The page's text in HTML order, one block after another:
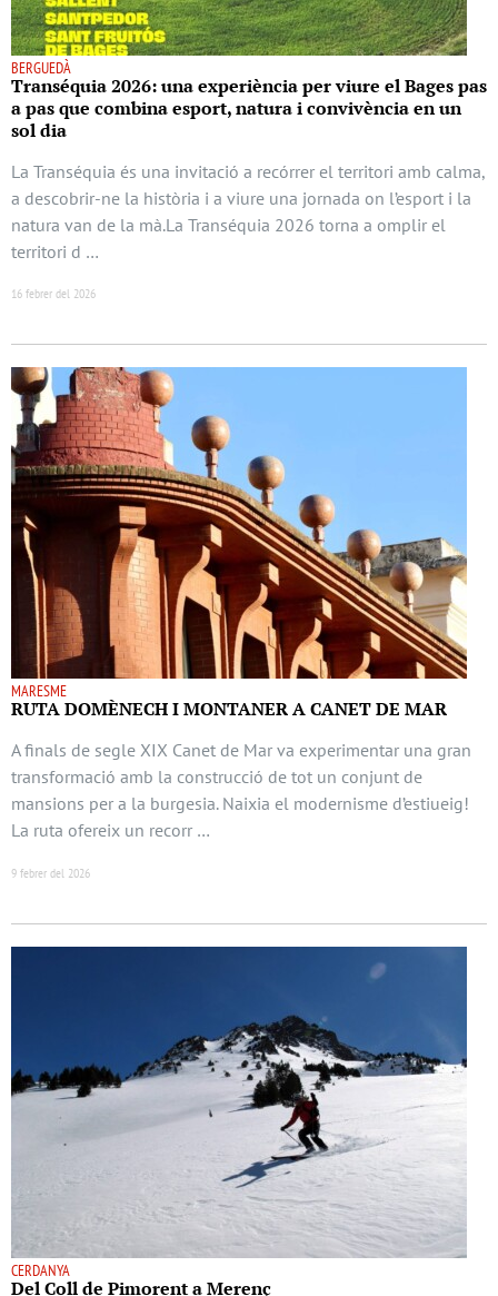
BERGUEDÀ
Transéquia 2026: una experiència per viure el Bages pas
a pas que combina esport, natura i convivència en un
sol dia
La Transéquia és una invitació a recórrer el territori amb calma,
a descobrir-ne la història i a viure una jornada on l’esport i la
natura van de la mà.La Transéquia 2026 torna a omplir el
territori d …
16 febrer del 2026
MARESME
RUTA DOMÈNECH I MONTANER A CANET DE MAR
A finals de segle XIX Canet de Mar va experimentar una gran
transformació amb la construcció de tot un conjunt de
mansions per a la burgesia. Naixia el modernisme d’estiueig!
La ruta ofereix un recorr …
9 febrer del 2026
CERDANYA
Del Coll de Pimorent a Merenç